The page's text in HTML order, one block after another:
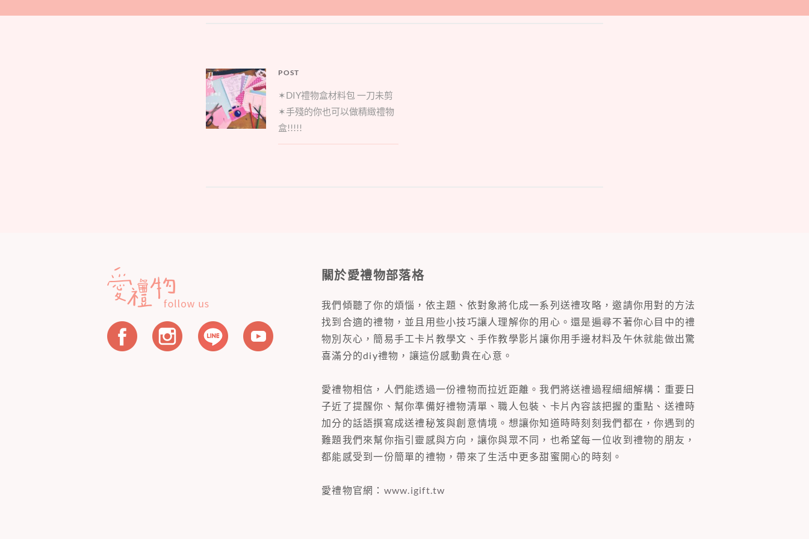
文
章
導
覽
POST
Parent
post:
✶DIY禮物盒材料包 一刀未剪
✶手殘的你也可以做精緻禮物
盒!!!!!
關於愛禮物部落格
我們傾聽了你的煩惱，依主題、依對象將化成一系列送禮攻略，邀請你用對的方法
找到合適的禮物，並且用些小技巧讓人理解你的用心。還是遍尋不著你心目中的禮
物別灰心，簡易手工卡片教學文、手作教學影片讓你用手邊材料及午休就能做出驚
喜滿分的diy禮物，讓這份感動貴在心意。
愛禮物相信，人們能透過一份禮物而拉近距離。我們將送禮過程細細解構：重要日
子近了提醒你、幫你準備好禮物清單、職人包裝、卡片內容該把握的重點、送禮時
加分的話語撰寫成送禮秘笈與創意情境。想讓你知道時時刻刻我們都在，你遇到的
難題我們來幫你指引靈感與方向，讓你與眾不同，也希望每一位收到禮物的朋友，
都能感受到一份簡單的禮物，帶來了生活中更多甜蜜開心的時刻。
愛禮物官網： www.igift.tw